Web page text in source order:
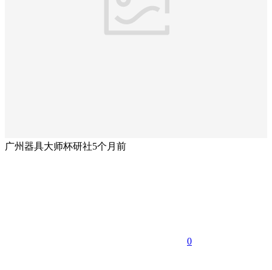
广州器具大师杯研社5个月前
0